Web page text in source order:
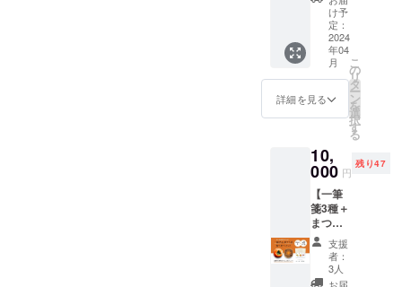
してい
ただけ
ます。
※開催場
所：
ALL
FIELD
の川市
古和田
499-1 ※
日時：
3/16(土)
11:00~
17:00の
開催予
定とな
券をお
つけし
ます。
まつば
ら農園
農産物
優待券
農産物
を優先
的にご
案内さ
せてい
ただい
たり、
少しお
得にお
く合計
5〜6個
入り1箱
をお届
けしま
す。
（送料
産量日
本一の
市で一
般的に
クリス
マス時
期に収
穫され
るはっ
ぬい一
級品と
訳あり
品の食
べ比べ
セッ
ト】
10,000
月上旬
ごろ
もった
いない
畑でつ
くった
一筆箋3
種とま
つばら
農園の
け予
定：
2024
年04
月
詳細を見る
こ
の
リ
タ
ー
ン
を
選
択
す
る
10,
000 円
残り47
【一筆
箋3種＋
まつば
ら農園
の紀の
川柿一
級品と
支援
者：
3人